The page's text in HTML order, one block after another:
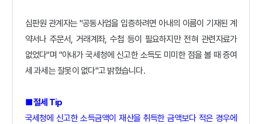
심판원 관계자는 "공동사업을 입증하려면 아내의 이름이 기재된 계
약서나 주문서, 거래계좌, 수첩 등이 필요하지만 전혀 관련자료가
없었다"며 "아내가 국세청에 신고한 소득도 미미한 점을 볼 때 증여
세 과세는 잘못이 없다"고 밝혔습니다.
■ 절세 Tip
국세청에 신고한 소득금액이재산을 취득한 금액보다 적은 경우에